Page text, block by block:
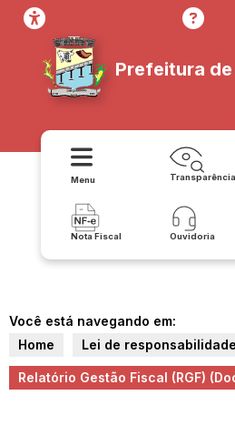
Prefeitura
Menu Transparência
Nota Fiscal Ouvidoria
Você está navegando em:
Home
Lei de
Relatório Gestão Fiscal (RGF)